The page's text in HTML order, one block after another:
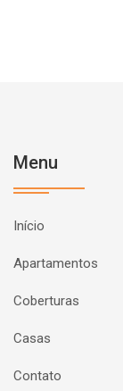
Menu
Início
Apartamentos
Coberturas
Casas
Contato